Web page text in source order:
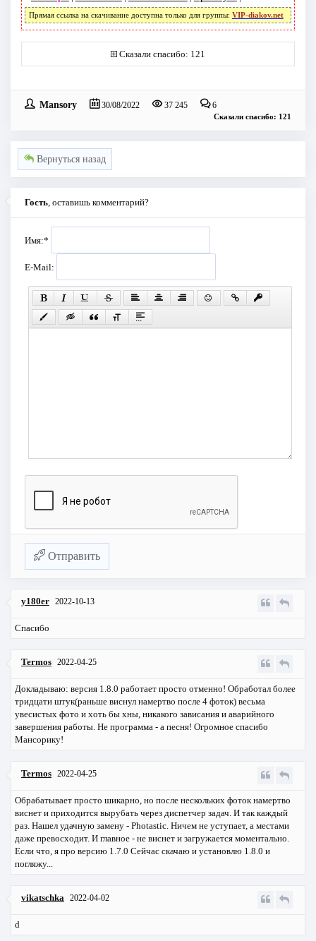
Прямая ссылка на скачивание доступна только для группы: VIP-diakov.net
Сказали спасибо: 121
Mansory 30/08/2022 37 245 6
Сказали спасибо: 121
Вернуться назад
Гость , оставишь комментарий?
Имя:*
E-Mail:
Отправить
y180er 2022-10-13
Спасибо
Termos 2022-04-25
Докладываю: версия 1.8.0 работает просто отменно! Обработал более
тридцати штук(раньше виснул намертво после 4 фоток) весьма
увесистых фото и хоть бы хны, никакого зависания и аварийного
завершения работы. Не программа - а песня! Огромное спасибо
Мансорику!
Termos 2022-04-25
Обрабатывает просто шикарно, но после нескольких фоток намертво
виснет и приходится вырубать через диспетчер задач. И так каждый
раз. Нашел удачную замену - Photastic. Ничем не уступает, а местами
даже превосходит. И главное - не виснет и загружается моментально.
Если что, я про версию 1.7.0 Сейчас скачаю и установлю 1.8.0 и
погляжу...
vikatschka 2022-04-02
d